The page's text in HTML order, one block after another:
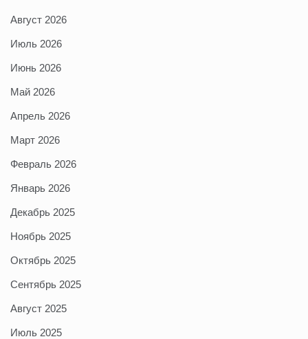
Август 2026
Июль 2026
Июнь 2026
Май 2026
Апрель 2026
Март 2026
Февраль 2026
Январь 2026
Декабрь 2025
Ноябрь 2025
Октябрь 2025
Сентябрь 2025
Август 2025
Июль 2025